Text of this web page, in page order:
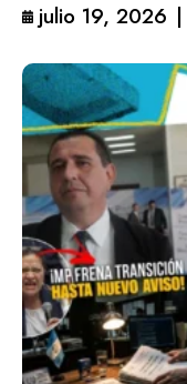
julio 19, 2026 |